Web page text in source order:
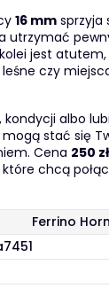
16 mmsprzyja
utrzymać
jest
czy
kondycji albo
stać się
Cena 250 zł
chcą
Ferrino Horn